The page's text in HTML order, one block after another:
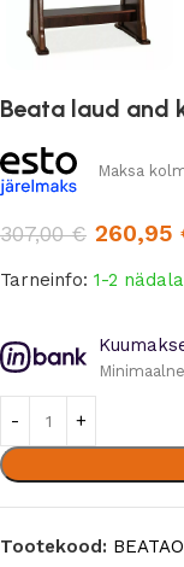
Beata laud and
Maksa
307,00€ 260,95
Tarneinfo: 1-2
Tootekood: